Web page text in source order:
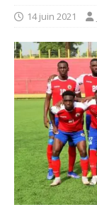
14 juin 2021